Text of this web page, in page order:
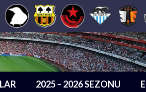
2025 – 2026 SEZONU